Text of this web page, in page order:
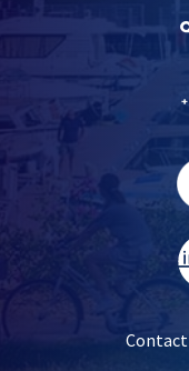
Contact